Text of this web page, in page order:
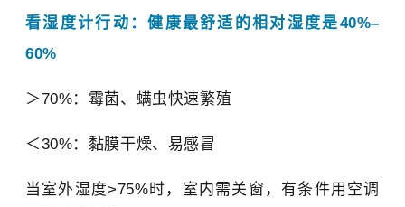
看湿度计行动：健康最舒适的相对湿度是40%–
60%
＞70%：霉菌、 螨虫快速繁殖
＜30%：黏膜干燥、易感冒
当室外湿度>75%时，室内需关窗，有条件用空调